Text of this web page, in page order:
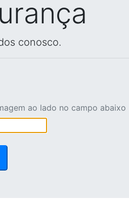
conosco.
ao lado no campo abaixo